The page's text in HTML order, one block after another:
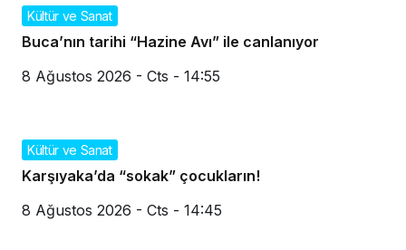
Kültür ve Sanat
Buca’nın tarihi “Hazine Avı” ile canlanıyor
8 Ağustos 2026 - Cts - 14:55
Kültür ve Sanat
Karşıyaka’da “sokak” çocukların!
8 Ağustos 2026 - Cts - 14:45